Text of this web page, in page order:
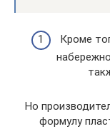
Кроме
Но
формулу